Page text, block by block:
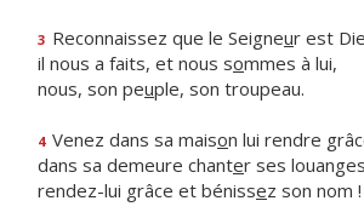
3 Reconnaissez que le Seigneur est
il nous a faits, et nous sommes à lui,
nous, son peuple, son troupeau.
4 Venez dans sa maison lui rendre
dans sa demeure chanter ses
rendez-lui grâce et bénissez son nom !